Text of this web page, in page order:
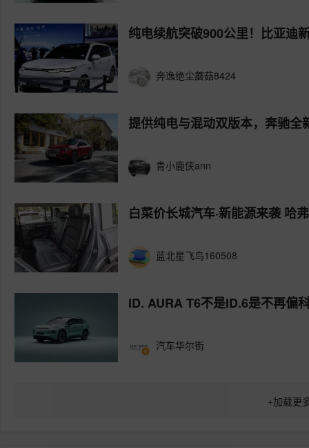
纯电续航突破900公里！比亚迪
奔逸绝尘蘑菇8424
提供纯电与混动双版本，奔驰全
青小鹿侠ann
白菜价长城汽车·新能源来袭 哈
蓝北星飞鸟160508
ID. AURA T6不是ID.6是不再偏
汽车华尔街
+加载更